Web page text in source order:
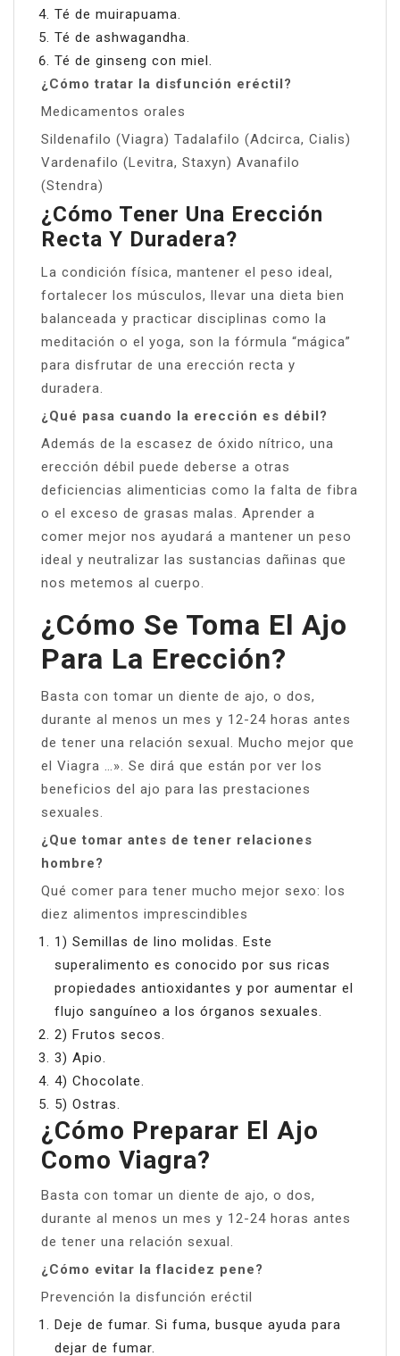
Té de muirapuama.
Té de ashwagandha.
Té de ginseng con miel.
¿Cómo tratar la disfunción eréctil?
Medicamentos orales
Sildenafilo (Viagra) Tadalafilo (Adcirca, Cialis)
Vardenafilo (Levitra, Staxyn) Avanafilo
(Stendra)
¿Cómo Tener Una Erección
Recta Y Duradera?
La condición física, mantener el peso ideal,
fortalecer los músculos, llevar una dieta bien
balanceada y practicar disciplinas como la
meditación o el yoga, son la fórmula “mágica”
para disfrutar de una erección recta y
duradera.
¿Qué pasa cuando la erección es débil?
Además de la escasez de óxido nítrico, una
erección débil puede deberse a otras
deficiencias alimenticias como la falta de fibra
o el exceso de grasas malas. Aprender a
comer mejor nos ayudará a mantener un peso
ideal y neutralizar las sustancias dañinas que
nos metemos al cuerpo.
¿Cómo Se Toma El Ajo
Para La Erección?
Basta con tomar un diente de ajo, o dos,
durante al menos un mes y 12-24 horas antes
de tener una relación sexual. Mucho mejor que
el Viagra …». Se dirá que están por ver los
beneficios del ajo para las prestaciones
sexuales.
¿Que tomar antes de tener relaciones
hombre?
Qué comer para tener mucho mejor sexo: los
diez alimentos imprescindibles
1) Semillas de lino molidas. Este
superalimento es conocido por sus ricas
propiedades antioxidantes y por aumentar el
flujo sanguíneo a los órganos sexuales.
2) Frutos secos.
3) Apio.
4) Chocolate.
5) Ostras.
¿Cómo Preparar El Ajo
Como Viagra?
Basta con tomar un diente de ajo, o dos,
durante al menos un mes y 12-24 horas antes
de tener una relación sexual.
¿Cómo evitar la flacidez pene?
Prevención la disfunción eréctil
Deje de fumar. Si fuma, busque ayuda para
dejar de fumar.